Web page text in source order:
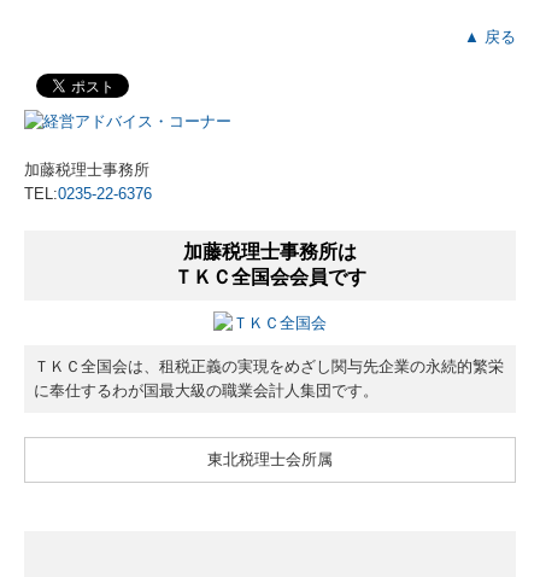
加藤税理士事務所
TEL:0235-22-6376
加藤税理士事務所は
ＴＫＣ全国会会員です
ＴＫＣ全国会は、租税正義の実現をめざし関与先企業の永続的繁栄
に奉仕するわが国最大級の職業会計人集団です。
東北税理士会所属
▲ 戻る